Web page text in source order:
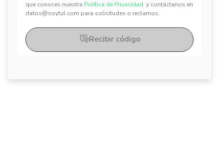
que conoces nuestra Política de Privacidad. y contáctanos en
datos@soytul.com para solicitudes o reclamos.
Recibir código